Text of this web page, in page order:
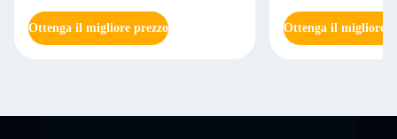
ruota
Ottenga il migliore prezzo
Ottenga il migliore